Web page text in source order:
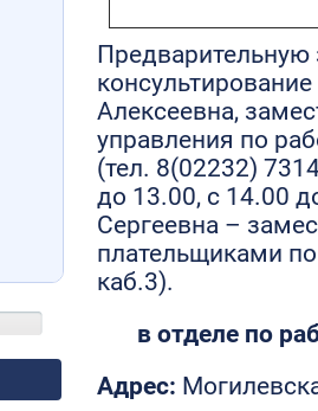
Предварительную
Алексеевна,
управления по
(тел. 8(02232)
до 13.00, с 14.00
Сергеевна –
плательщиками
каб.3).
в отделе по
Адрес: